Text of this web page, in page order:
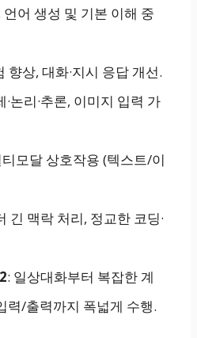
언어 생성 및 기본 이해 중
향상, 대화·지시 응답 개선.
·논리·추론, 이미지 입력 가
모달 상호작용 (텍스트/이
긴 맥락 처리, 정교한 코딩·
: 일상대화부터 복잡한 계
력/출력까지 폭넓게 수행.